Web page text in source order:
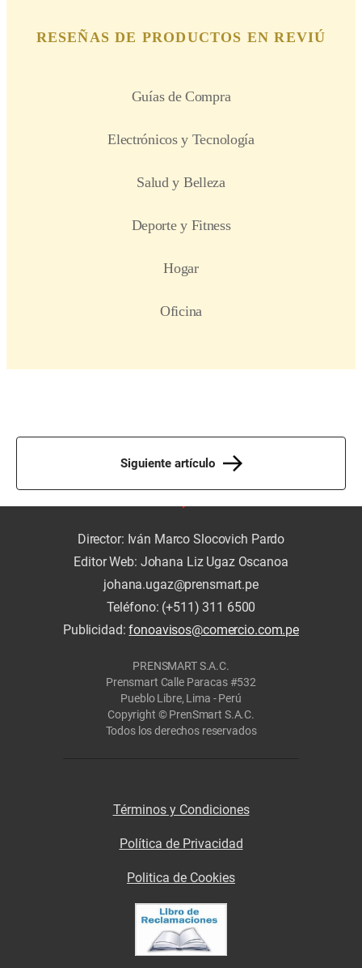
Siguiente artículo
Director: Iván Marco Slocovich Pardo
Editor Web: Johana Liz Ugaz Oscanoa
johana.ugaz@prensmart.pe
Teléfono: (+511) 311 6500
Publicidad:fonoavisos@comercio.com.pe
PRENSMART S.A.C.
Prensmart Calle Paracas #532
Pueblo Libre, Lima - Perú
Copyright © PrenSmart S.A.C.
Todos los derechos reservados
Términos y Condiciones
Política de Privacidad
Politica de Cookies